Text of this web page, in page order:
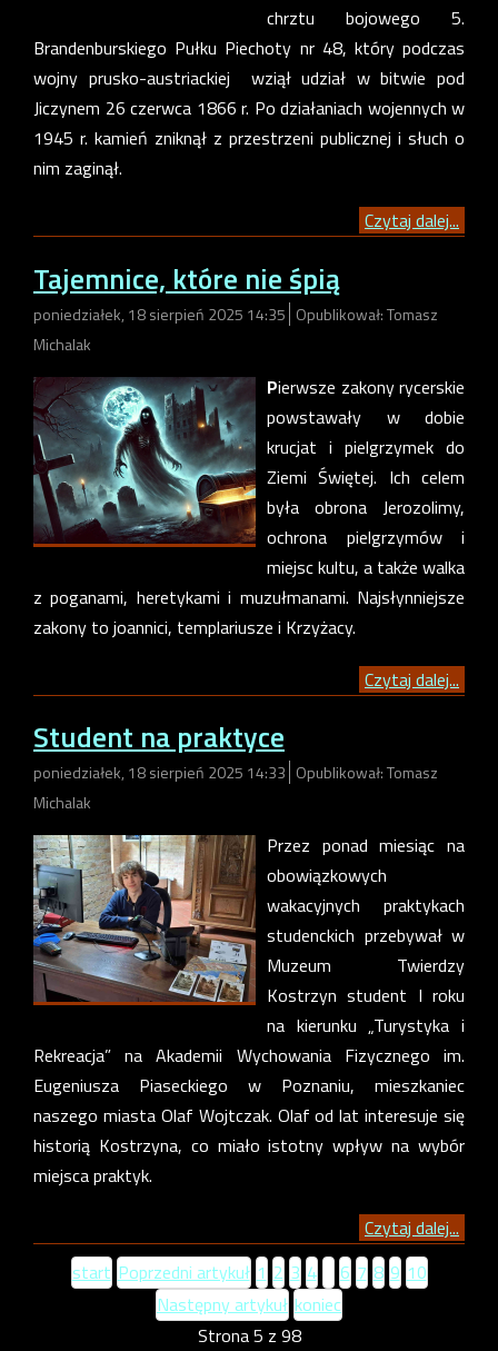
chrztu bojowego 5.
Brandenburskiego Pułku Piechoty nr 48, który podczas
wojny prusko-austriackiej wziął udział w bitwie pod
Jiczynem 26 czerwca 1866 r. Po działaniach wojennych w
1945 r. kamień zniknął z przestrzeni publicznej i słuch o
nim zaginął.
Czytaj dalej...
Tajemnice, które nie śpią
poniedziałek, 18 sierpień 2025 14:35 Opublikował: Tomasz
Michalak
Pierwsze zakony rycerskie
powstawały w dobie
krucjat i pielgrzymek do
Ziemi Świętej. Ich celem
była obrona Jerozolimy,
ochrona pielgrzymów i
miejsc kultu, a także walka
z poganami, heretykami i muzułmanami. Najsłynniejsze
zakony to joannici, templariusze i Krzyżacy.
Czytaj dalej...
Student na praktyce
poniedziałek, 18 sierpień 2025 14:33 Opublikował: Tomasz
Michalak
Przez ponad miesiąc na
obowiązkowych
wakacyjnych praktykach
studenckich przebywał w
Muzeum Twierdzy
Kostrzyn student I roku
na kierunku „Turystyka i
Rekreacja” na Akademii Wychowania Fizycznego im.
Eugeniusza Piaseckiego w Poznaniu, mieszkaniec
naszego miasta Olaf Wojtczak. Olaf od lat interesuje się
historią Kostrzyna, co miało istotny wpływ na wybór
miejsca praktyk.
Czytaj dalej...
start Poprzedni artykuł 1 2 3 4 6 7 8 9 10
Następny artykuł koniec
Strona 5 z 98